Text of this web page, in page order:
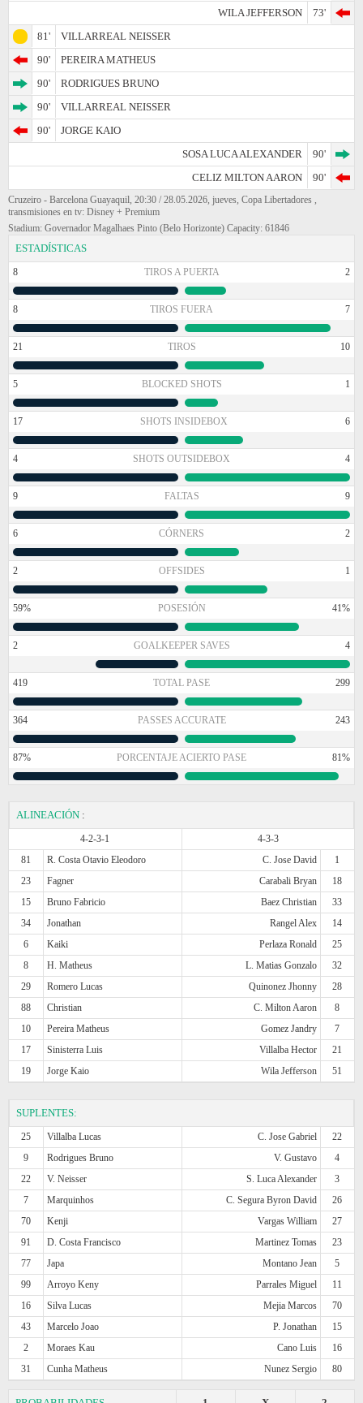
WILA JEFFERSON
73'
81'
VILLARREAL NEISSER
90'
PEREIRA MATHEUS
90'
RODRIGUES BRUNO
90'
VILLARREAL NEISSER
90'
JORGE KAIO
SOSA LUCA ALEXANDER
90'
CELIZ MILTON AARON
90'
Cruzeiro - Barcelona Guayaquil, 20:30 / 28.05.2026, jueves, Copa Libertadores ,
transmisiones en tv: Disney + Premium
Stadium: Governador Magalhaes Pinto (Belo Horizonte) Capacity: 61846
ESTADÍSTICAS
8 TIROS A PUERTA 2
8 TIROS FUERA 7
21 TIROS 10
5 BLOCKED SHOTS 1
17 SHOTS INSIDEBOX 6
4 SHOTS OUTSIDEBOX 4
9 FALTAS 9
6 CÓRNERS 2
2 OFFSIDES 1
59% POSESIÓN 41%
2 GOALKEEPER SAVES 4
419 TOTAL PASE 299
364 PASSES ACCURATE 243
87% PORCENTAJE ACIERTO PASE 81%
ALINEACIÓN :
4-2-3-1
4-3-3
81
R. Costa Otavio Eleodoro C. Jose David
1
23
Fagner Carabali Bryan
18
15
Bruno Fabricio Baez Christian
33
34
Jonathan Rangel Alex
14
6
Kaiki Perlaza Ronald
25
8
H. Matheus L. Matias Gonzalo
32
29
Romero Lucas Quinonez Jhonny
28
88
Christian C. Milton Aaron
8
10
Pereira Matheus Gomez Jandry
7
17
Sinisterra Luis Villalba Hector
21
19
Jorge Kaio Wila Jefferson 51
SUPLENTES:
25 Villalba Lucas C. Jose Gabriel
22
9
Rodrigues Bruno V. Gustavo
4
22
V. Neisser S. Luca Alexander
3
7
Marquinhos C. Segura Byron David
26
70
Kenji Vargas William
27
91
D. Costa Francisco Martinez Tomas
23
77
Japa Montano Jean
5
99
Arroyo Keny Parrales Miguel
11
16
Silva Lucas Mejia Marcos
70
43
Marcelo Joao P. Jonathan
15
2
Moraes Kau Cano Luis
16
31
Cunha Matheus Nunez Sergio 80